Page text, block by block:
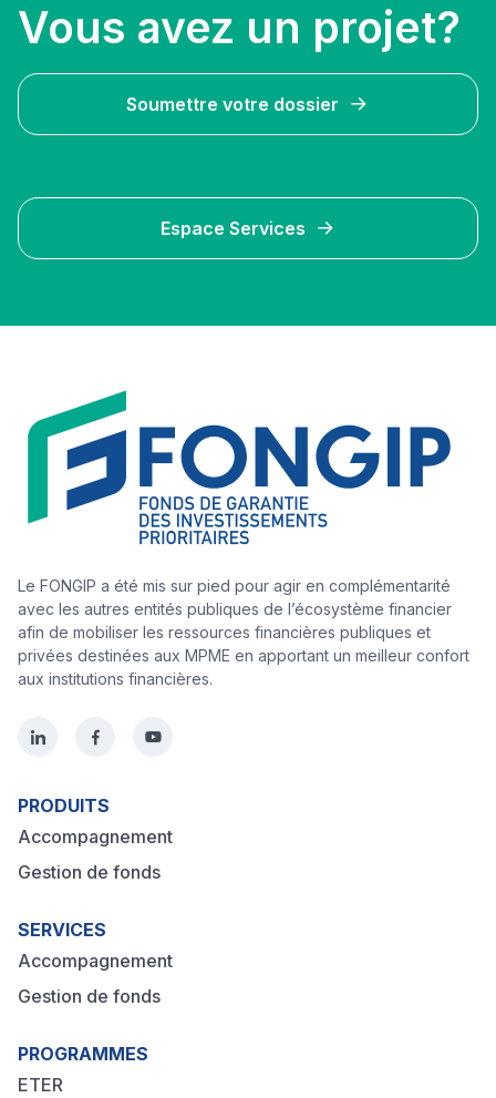
Vous avez un projet?
Soumettre votre dossier
Espace Services
Le FONGIP a été mis sur pied pour agir en complémentarité
avec les autres entités publiques de l’écosystème financier
afin de mobiliser les ressources financières publiques et
privées destinées aux MPME en apportant un meilleur confort
aux institutions financières.
PRODUITS
Accompagnement
Gestion de fonds
SERVICES
Accompagnement
Gestion de fonds
PROGRAMMES
ETER